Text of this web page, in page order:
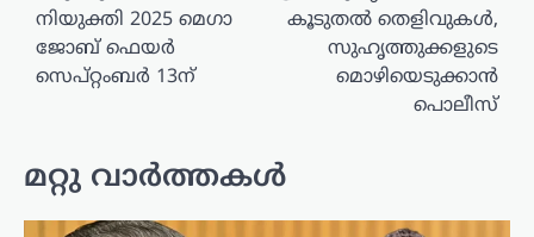
നിയുക്തി 2025 മെഗാ
ജോബ് ഫെയർ
സെപ്റ്റംബർ 13ന്
കൂടുതൽ തെളിവുകൾ,
സുഹൃത്തുക്കളുടെ
മൊഴിയെടുക്കാൻ
പൊലീസ്
മറ്റു വാർത്തകൾ